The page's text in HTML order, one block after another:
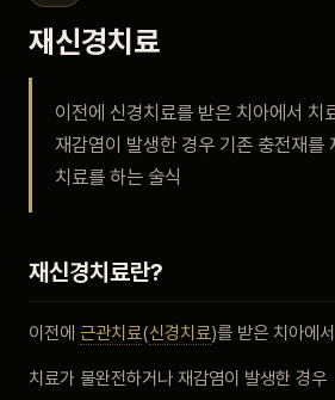
안내
블로그
비포 애프터
재신경치료
이전에 신경치료를 받은 치아에서 치
재감염이 발생한 경우 기존 충전재를
치료를 하는 술식
재신경치료란?
이전에 근관치료(신경치료)를 받은 치아에서
치료가 불완전하거나 재감염이 발생한 경우